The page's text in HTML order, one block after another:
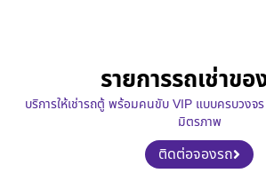
รายการรถเช่าขอ
บริการให้เช่ารถตู้ พร้อมคนขับ VIP แบบครบวงจ
มิตรภาพ
ติดต่อจองรถ